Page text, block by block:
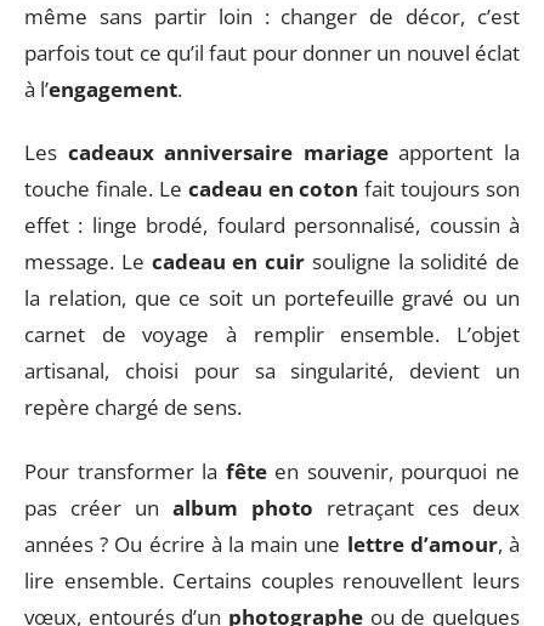
même sans partir loin : changer de décor, c’est
parfois tout ce qu’il faut pour donner un nouvel éclat
à l’engagement.
Les cadeaux anniversaire mariageapportent la
touche finale. Le cadeau en coton fait toujours son
effet : linge brodé, foulard personnalisé, coussin à
message. Le cadeau en cuir souligne la solidité de
la relation, que ce soit un portefeuille gravé ou un
carnet de voyage à remplir ensemble. L’objet
artisanal, choisi pour sa singularité, devient un
repère chargé de sens.
Pour transformer la fêteen souvenir, pourquoi ne
pas créer un album photo retraçant ces deux
années ? Ou écrire à la main une lettre d’amour, à
lire ensemble. Certains couples renouvellent leurs
vœux, entourés d’un photographe ou de quelques